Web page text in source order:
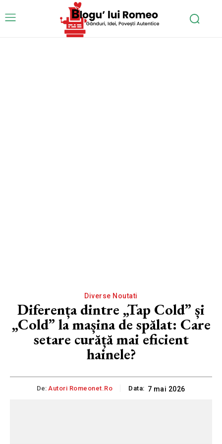
Diverse Noutati
Diferența dintre „Tap Cold” și
„Cold” la mașina de spălat: Care
setare curăță mai eficient
hainele?
De: Autori Romeonet.ro Data: 7 mai 2026